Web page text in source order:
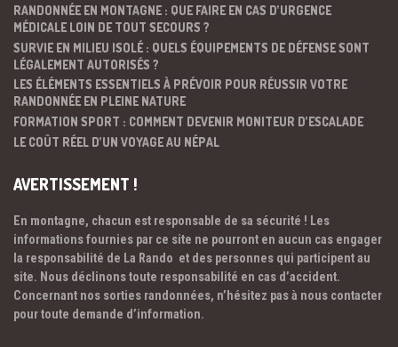
RANDONNÉE EN MONTAGNE : QUE FAIRE EN CAS D’URGENCE
MÉDICALE LOIN DE TOUT SECOURS ?
SURVIE EN MILIEU ISOLÉ : QUELS ÉQUIPEMENTS DE DÉFENSE SONT
LÉGALEMENT AUTORISÉS ?
LES ÉLÉMENTS ESSENTIELS À PRÉVOIR POUR RÉUSSIR VOTRE
RANDONNÉE EN PLEINE NATURE
FORMATION SPORT : COMMENT DEVENIR MONITEUR D’ESCALADE
LE COÛT RÉEL D’UN VOYAGE AU NÉPAL
AVERTISSEMENT !
En montagne, chacun est responsable de sa sécurité ! Les
informations fournies par ce site ne pourront en aucun cas engager
la responsabilité de La Rando et des personnes qui participent au
site. Nous déclinons toute responsabilité en cas d’accident.
Concernant nos sorties randonnées, n’hésitez pas à nous contacter
pour toute demande d’information.